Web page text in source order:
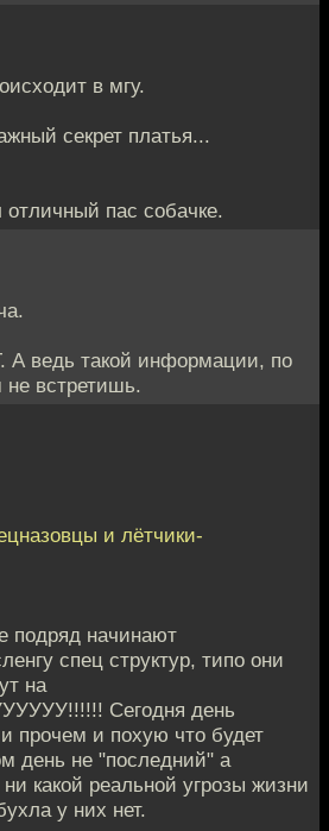
в мгу.
секрет платья...
пас собачке.
А ведь такой информации, по
встретишь.
и лётчики-
подряд начинают
спец структур, типо они
на
Сегодня день
прочем и похую что будет
день не "последний" а
какой реальной угрозы жизни
у них нет.